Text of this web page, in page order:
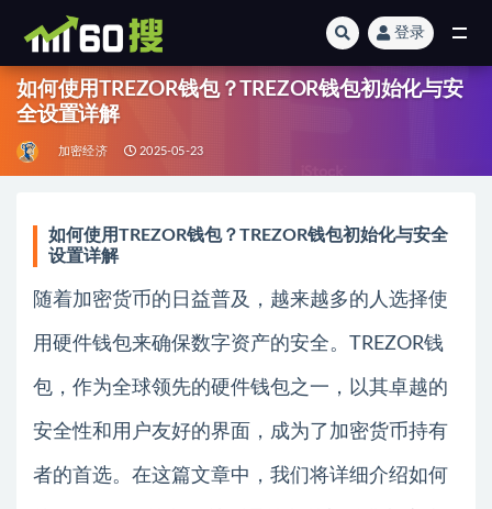
登录
如何使用TREZOR钱包？TREZOR钱包初始化与安
全设置详解
加密经济 2025-05-23
如何使用TREZOR钱包？TREZOR钱包初始化与安全
设置详解
随着加密货币的日益普及，越来越多的人选择使
用硬件钱包来确保数字资产的安全。TREZOR钱
包，作为全球领先的硬件钱包之一，以其卓越的
安全性和用户友好的界面，成为了加密货币持有
者的首选。在这篇文章中，我们将详细介绍如何